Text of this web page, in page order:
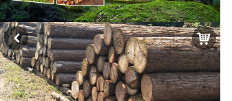
낙
낒